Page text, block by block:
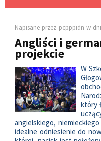
Napisane przez pcpppidn w
Angliści i
projekcie
W
który
angielskiego,
idealne odniesienie do